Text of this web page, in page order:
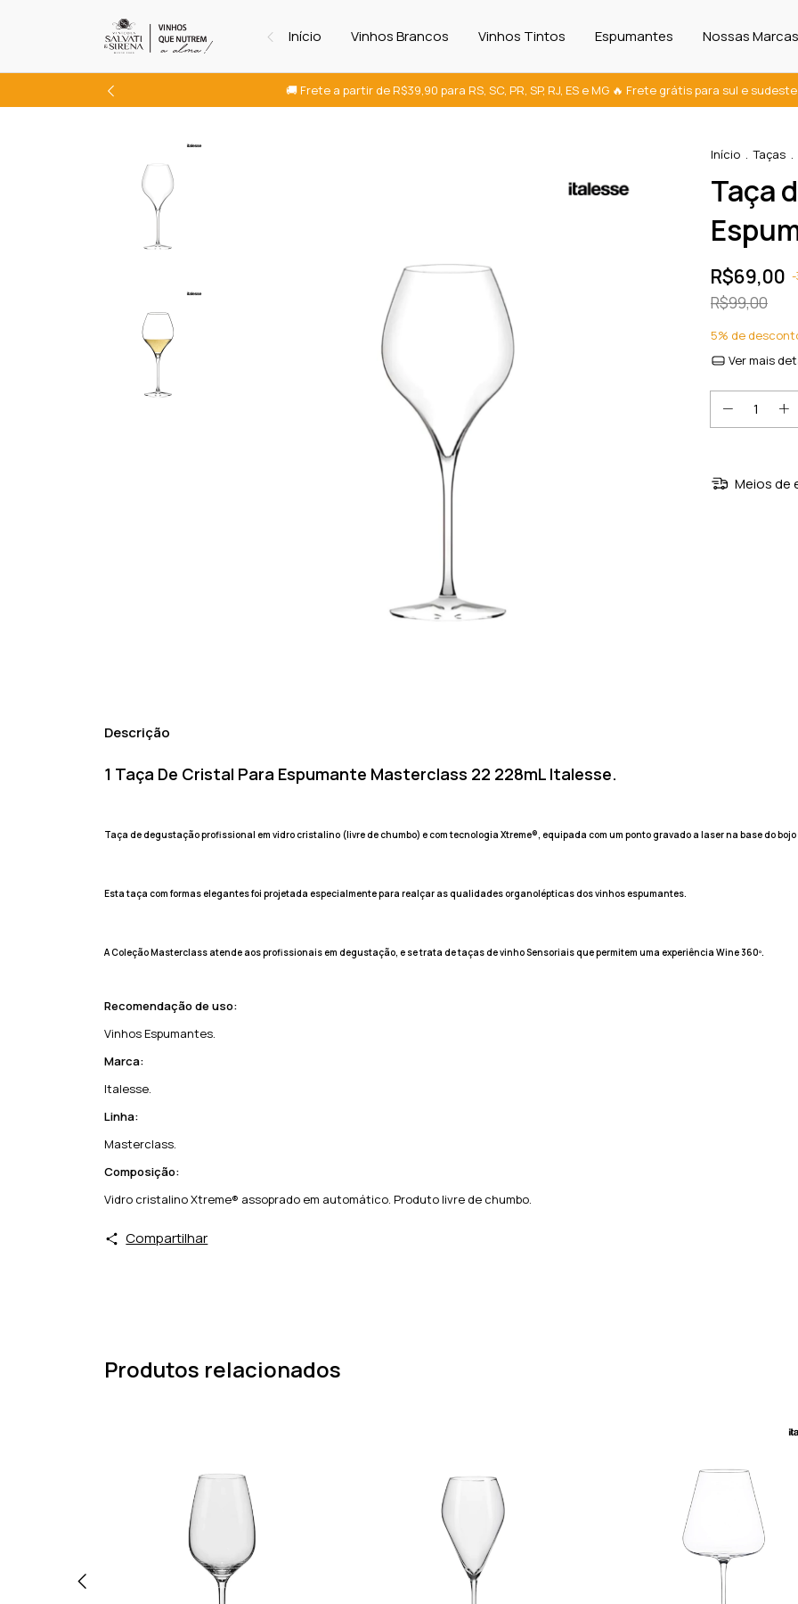
Início Vinhos Brancos Vinhos Tintos Espumantes Nossas Marcas
🚚 Frete a partir de R$39,90 para RS, SC, PR, SP, RJ, ES e MG 🔥 Frete grátis para sul e
Início . Taças .
Taça
R$69,00 -
R$99,00
5% de
Ver mais
Meios de
Descrição
1 Taça De Cristal Para Espumante Masterclass 22 228mL Italesse.
Taça de degustação profissional em vidro cristalino (livre de chumbo) e com tecnologia Xtreme®, equipada com um ponto gravado a laser na base do
Esta taça com formas elegantes foi projetada especialmente para realçar as qualidades organolépticas dos vinhos espumantes.
A Coleção Masterclass atende aos profissionais em degustação, e se trata de taças de vinho Sensoriais que permitem uma experiência Wine 360º.
Recomendação de uso:
Vinhos Espumantes.
Marca:
Italesse.
Linha:
Masterclass.
Composição:
Vidro cristalino Xtreme® assoprado em automático. Produto livre de chumbo.
Compartilhar
Produtos relacionados